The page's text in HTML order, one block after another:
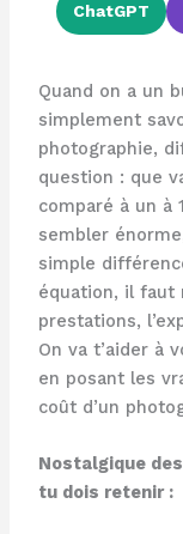
ChatGPT
Quand on a un
simplement
photographie,
question : que
comparé à un à
sembler
simple
équation, il faut
prestations,
On va t’aider à
en posant les
coût d’un
Nostalgique
tu dois retenir :